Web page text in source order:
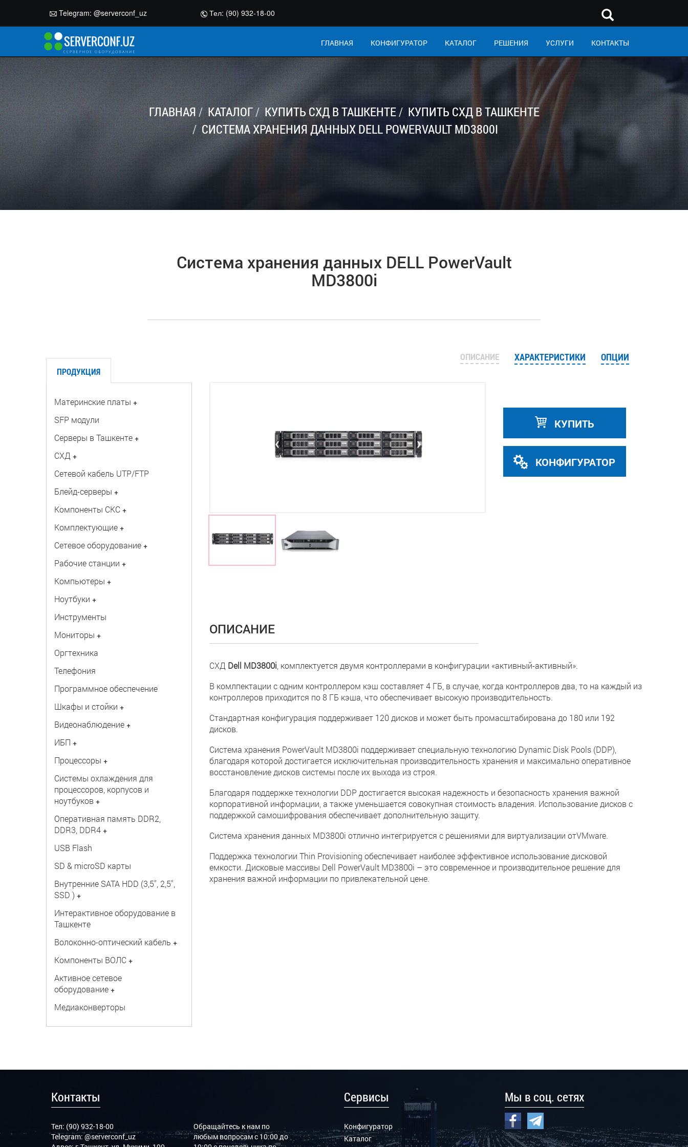
Telegram: @serverconf_uz Тел: (90) 932-18-00
ГЛАВНАЯ КОНФИГУРАТОР КАТАЛОГ РЕШЕНИЯ УСЛУГИ КОНТАКТЫ
ГЛАВНАЯ КАТАЛОГ КУПИТЬ СХД В ТАШКЕНТЕ
КУПИТЬ СХД В ТАШКЕНТЕ
СИСТЕМА ХРАНЕНИЯ ДАННЫХ DELL POWERVAULT MD3800I
Система хранения данных DELL PowerVault
MD3800i
ПРОДУКЦИЯ
Материнские платы +
SFP модули
Серверы в Ташкенте +
СХД +
Сетевой кабель UTP/FTP
Блейд-серверы +
Компоненты СКС +
Комплектующие +
Сетевое оборудование +
Рабочие станции +
Компьютеры +
Ноутбуки +
Инструменты
Мониторы +
Оргтехника
Телефония
Программное обеспечение
Шкафы и стойки +
Видеонаблюдение +
ИБП +
Процессоры +
Системы охлаждения для
процессоров, корпусов и
ноутбуков +
Оперативная память DDR2,
DDR3, DDR4 +
USB Flash
SD & microSD карты
Внутренние SATA HDD (3,5", 2,5",
SSD ) +
Интерактивное оборудование в
Ташкенте
Волоконно-оптический кабель +
Компоненты ВОЛС +
Активное сетевое
оборудование +
Медиаконверторы
ОПИСАНИЕ ХАРАКТЕРИСТИКИ ОПЦИИ
КУПИТЬ
КОНФИГУРАТОР
ОПИСАНИЕ
СХД Dell MD3800i , комплектуется двумя контроллерами в конфигурации «активный-активный».
В комлпектации с одним контроллером кэш составляет 4 ГБ, в случае, когда контроллеров два, то на каждый из
контроллеров приходится по 8 ГБ кэша, что обеспечивает высокую производительность.
Стандартная конфигурация поддерживает 120 дисков и может быть промасштабирована до 180 или 192
дисков.
Система хранения PowerVault MD3800i поддерживает специальную технологию Dynamic Disk Pools (DDP),
благодаря которой достигается исключительная производительность хранения и максимально оперативное
восстановление дисков системы после их выхода из строя.
Благодаря поддержке технологии DDP достигается высокая надежность и безопасность хранения важной
корпоративной информации, а также уменьшается совокупная стоимость владения. Использование дисков с
поддержкой самошифрования обеспечивает дополнительную защиту.
Система хранения данных MD3800i отлично интегрируется с решениями для виртуализации отVMware.
Поддержка технологии Thin Provisioning обеспечивает наиболее эффективное использование дисковой
емкости. Дисковые массивы Dell PowerVault MD3800i – это современное и производительное решение для
хранения важной информации по привлекательной цене.
Контакты
Тел: (90) 932-18-00
Telegram:@serverconf_uz
Обращайтесь к нам по
любым вопросам с 10:00 до
Сервисы
Конфигуратор
Каталог
Мы в соц. сетях